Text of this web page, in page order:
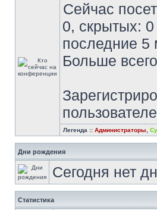
Сейчас
0, скрытых: 0
последние 5
Больше
Легенда :: Администраторы
Дни рождения
Сегодня нет
Статистика